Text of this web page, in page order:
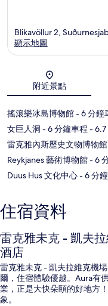
Blikavöllur 2,
顯示地圖
附近景點
搖滾樂冰島博物館- 6 分鐘
女巨人洞 - 6 分鐘車程 - 6.7
雷克雅內斯歷史文物博物館
Reykjanes 藝術博物館- 6
Duus Hus 文化中心- 6 分
住宿資料
雷克雅未克 - 凱夫
酒店
雷克雅未克 - 凱夫拉維克機
爾，住宿體驗優越。Aura有
業，正是大快朵頤的好地方
象。